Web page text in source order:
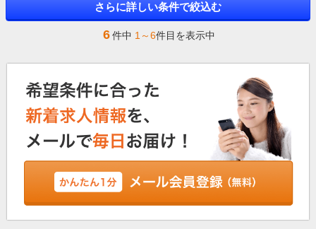
さらに詳しい条件で絞込む
6件中 1～6件目を表示中